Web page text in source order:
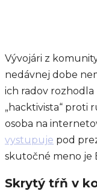
Vývojári z
nedávnej dobe
ich radov
„hacktivista“ proti
osoba na
vystupuje pod
skutočné meno je
Skrytý tŕň v